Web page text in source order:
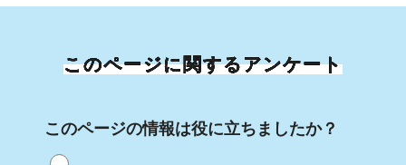
このページに関するアンケート
このページの情報は役に立ちましたか？